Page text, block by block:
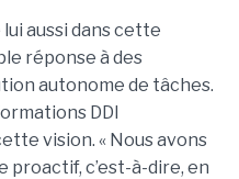
aussi dans cette
réponse à des
autonome de tâches.
DDI
vision. « Nous avons
proactif, c’est-à-dire, en